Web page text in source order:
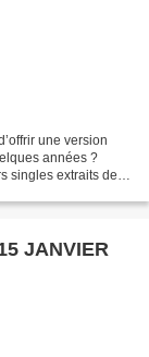
années ?
singles extraits de
JANVIER